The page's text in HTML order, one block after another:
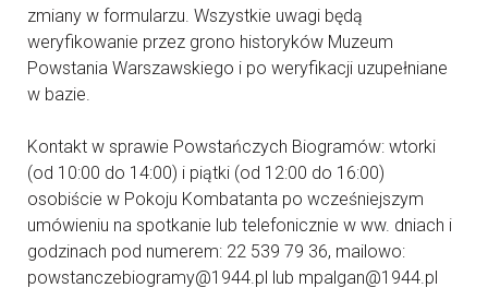
zmiany w formularzu. Wszystkie uwagi będą
weryfikowanie przez grono historyków Muzeum
Powstania Warszawskiego i po weryfikacji uzupełniane
w bazie.
Kontakt w sprawie Powstańczych Biogramów: wtorki
(od 10:00 do 14:00) i piątki (od 12:00 do 16:00)
osobiście w Pokoju Kombatanta po wcześniejszym
umówieniu na spotkanie lub telefonicznie w ww. dniach i
godzinach pod numerem: 22 539 79 36, mailowo:
powstanczebiogramy@1944.pl lub mpalgan@1944.pl